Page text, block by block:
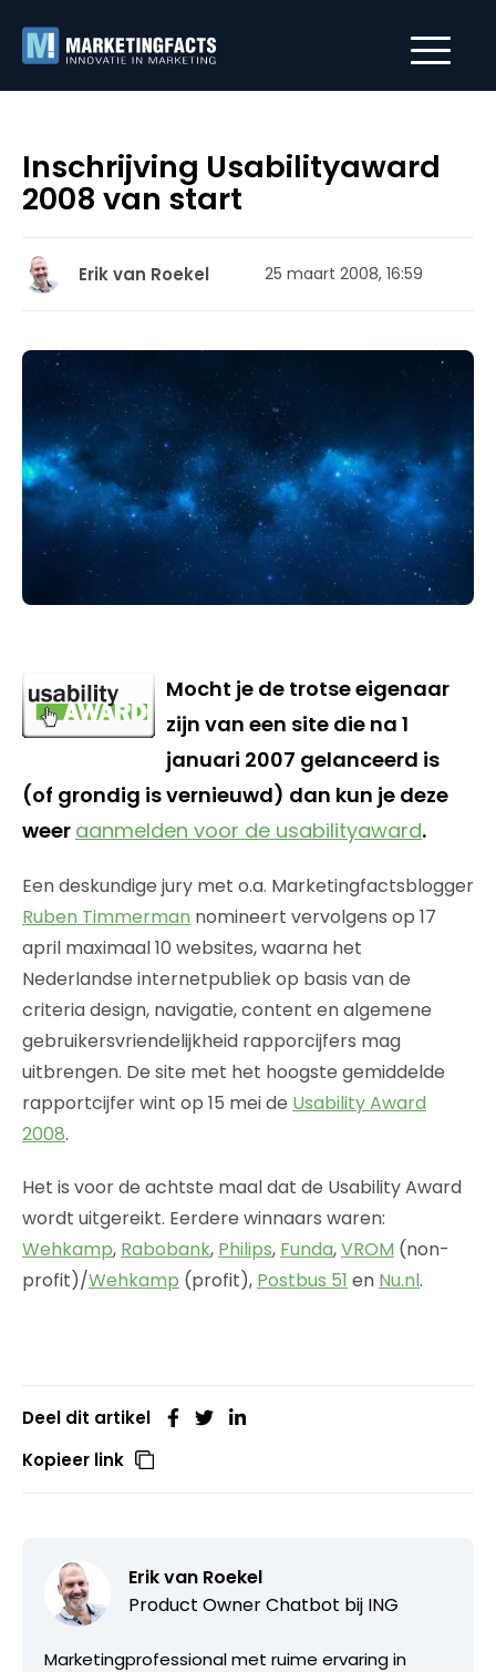
Inschrijving Usabilityaward
2008 van start
Erik van Roekel 25 maart 2008, 16:59
Mocht je de trotse eigenaar
zijn van een site die na 1
januari 2007 gelanceerd is
(of grondig is vernieuwd) dan kun je deze
weer aanmelden voor de usabilityaward.
Een deskundige jury met o.a. Marketingfactsblogger
Ruben Timmerman nomineert vervolgens op 17
april maximaal 10 websites, waarna het
Nederlandse internetpubliek op basis van de
criteria design, navigatie, content en algemene
gebruikersvriendelijkheid rapporcijfers mag
uitbrengen. De site met het hoogste gemiddelde
rapportcijfer wint op 15 mei de Usability Award
2008.
Het is voor de achtste maal dat de Usability Award
wordt uitgereikt. Eerdere winnaars waren:
Wehkamp, Rabobank, Philips, Funda,VROM (non-
profit)/Wehkamp (profit), Postbus 51 en Nu.nl.
Deel dit artikel
Kopieer link
Erik van Roekel
Product Owner Chatbot bij ING
Marketingprofessional met ruime ervaring in